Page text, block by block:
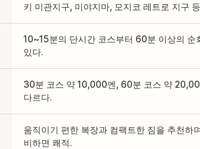
키 미관지구, 미야지마, 모지코 레트로 지구
10~15분의 단시간 코스부터 60분 이상의 순
있다.
30분 코스 약 10,000엔, 60분 코스 약
다르다.
움직이기 편한 복장과 컴팩트한 짐을 추천하
비하면 쾌적.